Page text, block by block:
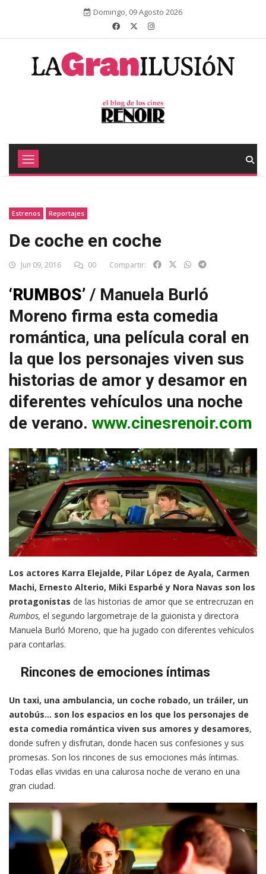
Domingo, 09 Agosto 2026
Estrenos Reportajes
De coche en coche
Jun 09, 2016 00 Compartir:
‘RUMBOS’ / Manuela Burló
Moreno firma esta comedia
romántica, una película coral en
la que los personajes viven sus
historias de amor y desamor en
diferentes vehículos una noche
de verano. www.cinesrenoir.com
Los actores Karra Elejalde, Pilar López de Ayala, Carmen
Machi, Ernesto Alterio, Miki Esparbé y Nora Navas son los
protagonistas de las historias de amor que se entrecruzan en
Rumbos, el segundo largometraje de la guionista y directora
Manuela Burló Moreno, que ha jugado con diferentes vehículos
para contarlas.
Rincones de emociones íntimas
Un taxi, una ambulancia, un coche robado, un tráiler, un
autobús… son los espacios en los que los personajes de
esta comedia romántica viven sus amores y desamores,
donde sufren y disfrutan, donde hacen sus confesiones y sus
promesas. Son los rincones de sus emociones más íntimas.
Todas ellas vividas en una calurosa noche de verano en una
gran ciudad.